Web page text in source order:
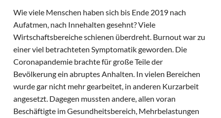
Wie viele Menschen haben sich bis Ende 2019 nach
Aufatmen, nach Innehalten gesehnt? Viele
Wirtschaftsbereiche schienen überdreht. Burnout war zu
einer viel betrachteten Symptomatik geworden. Die
Coronapandemie brachte für große Teile der
Bevölkerung ein abruptes Anhalten. In vielen Bereichen
wurde gar nicht mehr gearbeitet, in anderen Kurzarbeit
angesetzt. Dagegen mussten andere, allen voran
Beschäftigte im Gesundheitsbereich, Mehrbelastungen